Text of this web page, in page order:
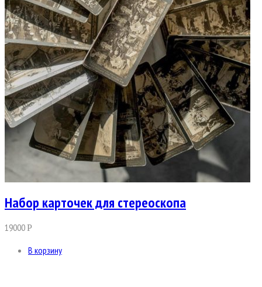
Набор карточек для стереоскопа
19000Р
В корзину